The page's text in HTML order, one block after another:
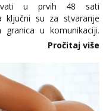
u prvih 48 sati
ključni su za stvaranje
u komunikaciji.
osobnih ili intimnih
još nije zaslužila to
Pročitaj više